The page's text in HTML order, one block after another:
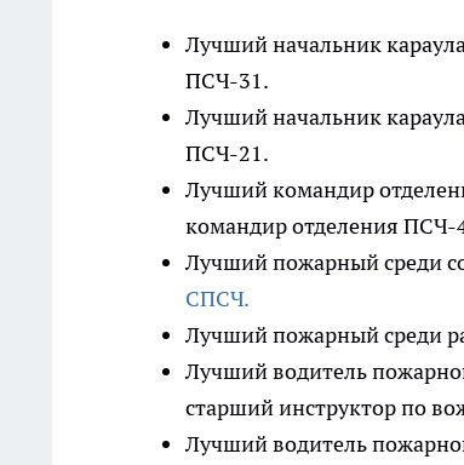
Лучший начальник
ПСЧ-31.
Лучший начальник
ПСЧ-21.
Лучший командир
командир отделения ПСЧ-
Лучший пожарный среди
СПСЧ.
Лучший пожарный среди
Лучший водитель
старший инструктор по
Лучший водитель